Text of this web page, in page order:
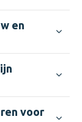
en
voor